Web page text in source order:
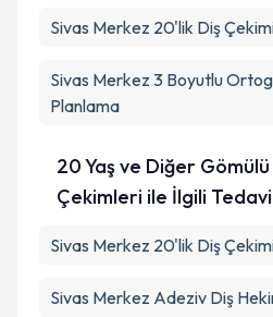
Sivas Merkez 20'lik Diş
Sivas Merkez 3 Boyutlu
Planlama
20 Yaş ve Diğer
Çekimleri ile İlgili
Sivas Merkez 20'lik Diş
Sivas Merkez Adeziv Diş